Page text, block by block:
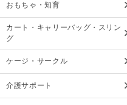
おもちゃ・知育
カート・キャリーバッグ・スリン
グ
ケージ・サークル
介護サポート